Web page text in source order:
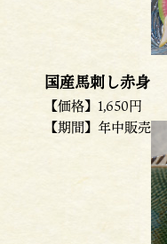
国産馬刺し赤身
【価格】1,650円
【期間】年中販売